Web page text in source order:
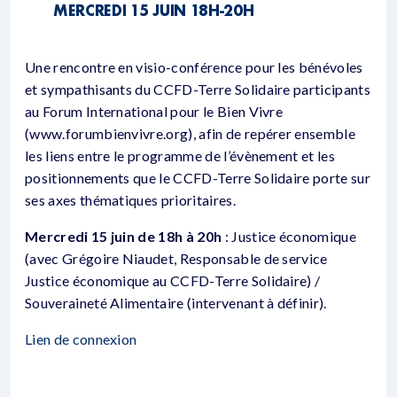
MERCREDI 15 JUIN 18H-20H
Une rencontre en visio-conférence pour les bénévoles
et sympathisants du CCFD-Terre Solidaire participants
au Forum International pour le Bien Vivre
(www.forumbienvivre.org), afin de repérer ensemble
les liens entre le programme de l’évènement et les
positionnements que le CCFD-Terre Solidaire porte sur
ses axes thématiques prioritaires.
Mercredi 15 juin de 18h à 20h : Justice économique
(avec Grégoire Niaudet, Responsable de service
Justice économique au CCFD-Terre Solidaire) /
Souveraineté Alimentaire (intervenant à définir).
Lien de connexion